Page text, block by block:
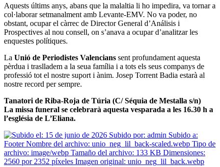
Aquests últims anys, abans que la malaltia li ho impedira, va tornar a
col·laborar setmanalment amb Levante-EMV. No va poder, no
obstant, ocupar el càrrec de Director General d’Análisis i
Prospectives al nou consell, on s’anava a ocupar d’analitzar les
enquestes polítiques.
La Unió de Periodistes Valencians sent profundament aquesta
pèrdua i traslladem a la seua família i a tots els seus companys de
professió tot el nostre suport i ànim. Josep Torrent Badia estarà al
nostre record per sempre.
Tanatori de Riba-Roja de Túria (C/ Séquia de Mestalla s/n)
La missa funeral se celebrarà aquesta vesparada a les 16.30 h a
l’església de L’Eliana.